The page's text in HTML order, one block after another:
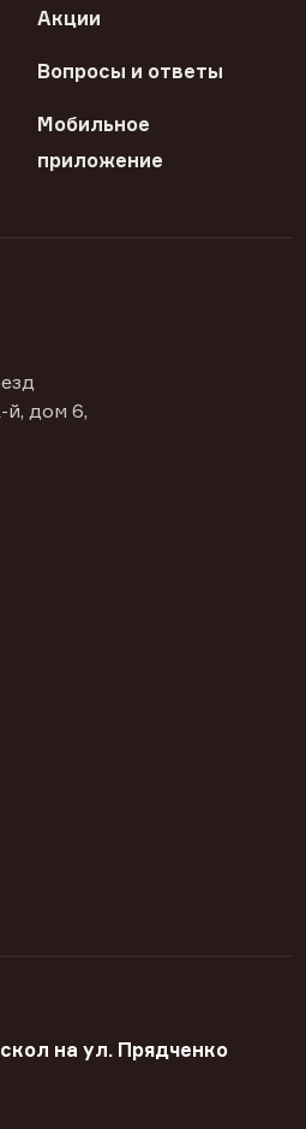
Акции
Вопросы и ответы
Мобильное
приложение
дом 6,
на ул. Прядченко